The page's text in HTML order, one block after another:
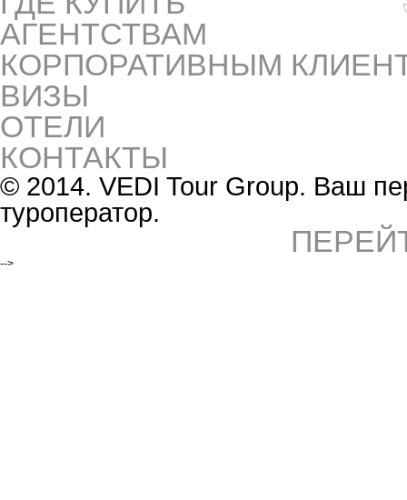
АГЕНТСТВАМ
КОРПОРАТИВНЫМ
ВИЗЫ
ОТЕЛИ
КОНТАКТЫ
© 2014. VEDI Tour Group. Ваш
туроператор.
-->